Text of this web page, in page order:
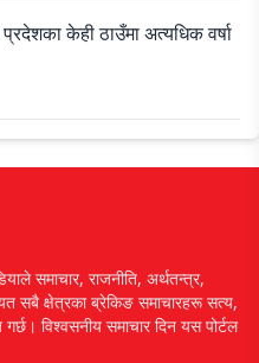
केही ठाउँमा अत्यधिक वर्षा
समाचार, राजनीति, अर्थतन्त्र,
सबै क्षेत्रका ब्रेकिङ समाचारहरू सत्य,
विश्वसनीय समाचार दिन यस पोर्टल